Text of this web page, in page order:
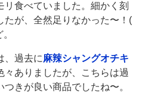
食べていました。細かく刻
たが、全然足りなかった〜！(
、過去に麻辣シャングオチキ
々ありましたが、こちらは過
きが良い商品でしたね〜。